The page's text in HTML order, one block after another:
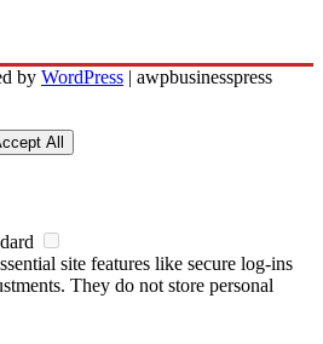
by WordPress | awpbusinesspress
All
site features like secure log-ins
They do not store personal